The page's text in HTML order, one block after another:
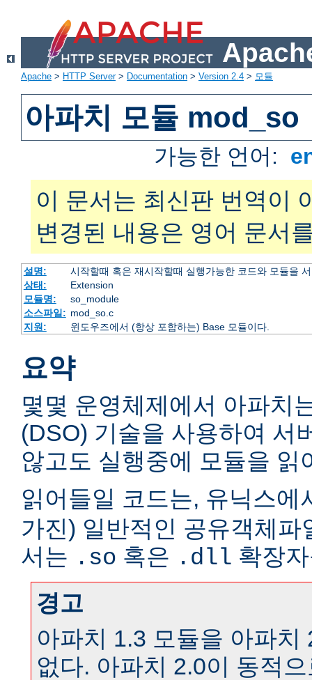
Apache > HTTP Server> Documentation > Version 2.4 > 모듈
아파치 모듈 mod_so
가능한 언어:
이 문서는 최신판 번역이
변경된 내용은 영어 문서
설명:
시작할때 혹은 재시작할때 실행가능한 코드와 모듈을
상태:
Extension
모듈명:
so_module
소스파일: mod_so.c
지원:
윈도우즈에서 (항상 포함하는) Base 모듈이다.
요약
몇몇 운영체제에서 아파치
(DSO) 기술을 사용하여 서
않고도 실행중에 모듈을 읽
읽어들일 코드는, 유닉스에
가진) 일반적인 공유객체파
서는 .so 혹은 .dll 확장
경고
아파치 1.3 모듈을 아파치
없다. 아파치 2.0이 동적